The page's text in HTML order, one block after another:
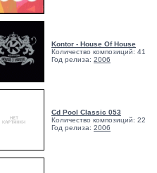
Kontor - House Of House
Количество композиций: 41
Год релиза: 2006
Cd Pool Classic 053
Количество композиций: 22
Год релиза: 2006